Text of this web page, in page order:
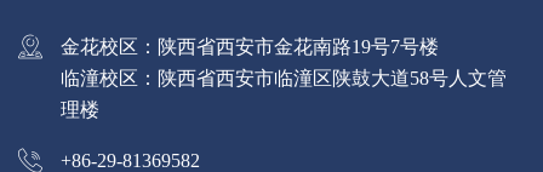
金花校区：陕西省西安市金花南路19号7号楼
临潼校区：陕西省西安市临潼区陕鼓大道58号人文管
理楼
+86-29-81369582